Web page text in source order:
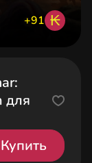
+91 ₭
для
Купить